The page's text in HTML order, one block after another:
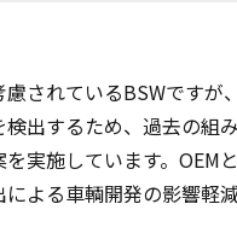
慮されているBSWです
検出するため、過去の組
実施しています。OEM
よる車輌開発の影響軽